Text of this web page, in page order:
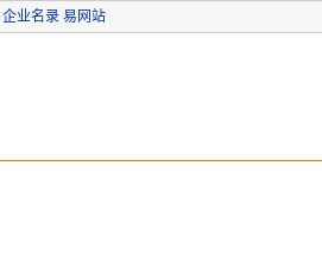
企业名录 易网站